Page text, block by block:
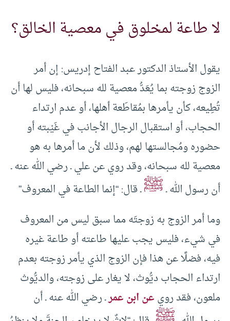
لا طاعة لمخلوق في معصية الخالق؟
يقول الأستاذ الدكتور عبد الفتاح إدريس: إن أمر
الزوج زوجته بما يُعَدُّ معصية لله سبحانه، فليس لها أن
تُطِيعه، كأن يأمرها بمُقاطَعة أهلها، أو عدم ارتداء
الحجاب، أو استقبال الرجال الأجانب في غَيْبته أو
حضوره ومُجالستها لهم، وذلك لأن ما أمرها به هو
معصية لله سبحانه، وقد روي عن علي ـ رضي الله عنه ـ
أن رسول الله ـﷺـ قال: “إنما الطاعة في المعروف”
وما أمر الزوج به زوجتَه مما سبق ليس من المعروف
في شيء، فليس يجب عليها طاعته أو طاعة غيره
فيه، فضلًا عن هذا فإن الزوج الذي يأمر زوجته بعدم
ارتداء الحجاب ديُّوث، لا يغار على زوجته، والديُّوث
ملعون، فقد رويعن ابن عمرـ رضي الله عنه ـ أن